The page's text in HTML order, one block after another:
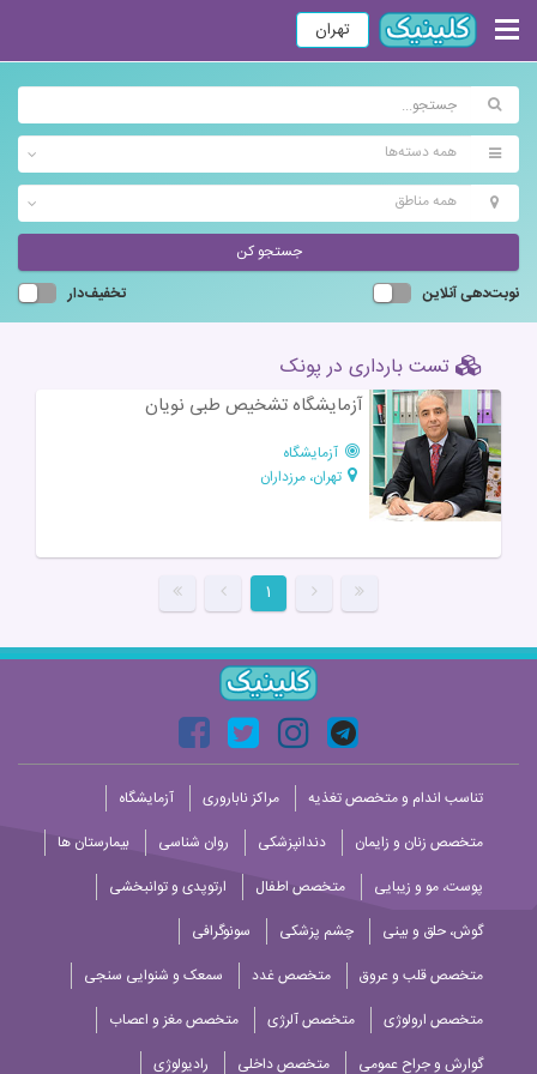
تهران
همه دسته‌ها
همه مناطق
جستجو کن
نوبت‌دهی آنلاین
تخفیف‌دار
تست بارداری در پونک
آزمایشگاه تشخیص طبی نویان
آزمایشگاه
تهران، مرزداران
۱
تناسب اندام و متخصص تغذیه مراکز ناباروری
آزمایشگاه
متخصص زنان و زایمان
دندانپزشکی روان شناسی
بیمارستان ها
پوست، مو و زیبایی
متخصص اطفال
ارتوپدی و توانبخشی
گوش، حلق و بینی
چشم پزشکی
سونوگرافی
متخصص قلب و عروق
متخصص غدد
سمعک و شنوایی سنجی
متخصص ارولوژی
متخصص آلرژی
متخصص مغز و اعصاب
گوارش و جراح عمومی
متخصص داخلی رادیولوژی